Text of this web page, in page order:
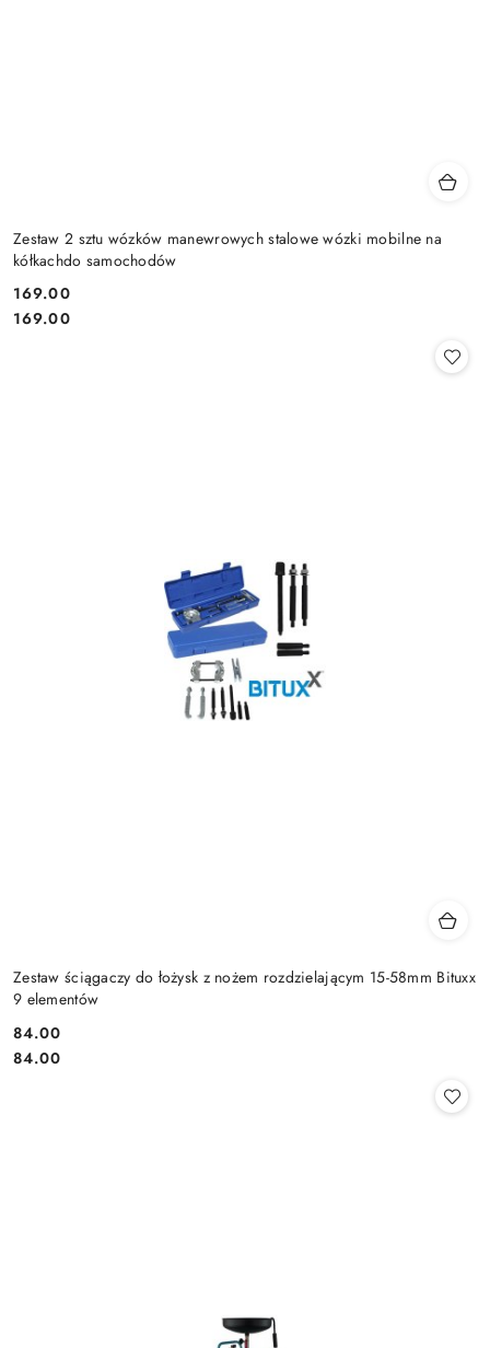
Zestaw 2 sztu wózków manewrowych stalowe wózki mobilne na
kółkachdo samochodów
Cena:
169.00
Cena:
169.00
Zestaw ściągaczy do łożysk z nożem rozdzielającym 15-58mm Bituxx
9 elementów
Cena:
84.00
Cena:
84.00